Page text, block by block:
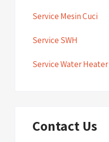
Service Mesin Cuci
Service SWH
Service Water Heater
Contact Us